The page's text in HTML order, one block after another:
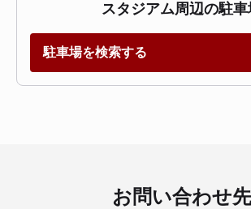
スタジアム周辺の駐車
駐車場を検索する
お問い合わせ先